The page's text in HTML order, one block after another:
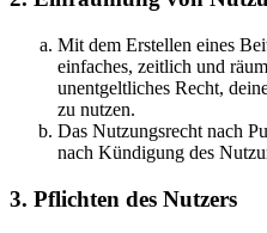
Mit dem Erstellen eines
einfaches, zeitlich und
unentgeltliches Recht,
zu nutzen.
Das Nutzungsrecht nach
nach Kündigung des
3. Pflichten des Nutzers